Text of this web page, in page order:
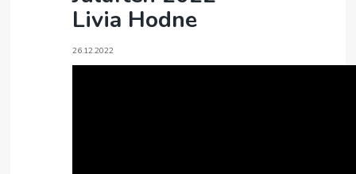
MISJON
GI EN GAVE
Livia Hodne
26.12.2022